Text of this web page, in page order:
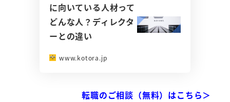
に向いている人材って
どんな人？ディレクタ
ーとの違い
www.kotora.jp
転職のご相談（無料）はこちら＞